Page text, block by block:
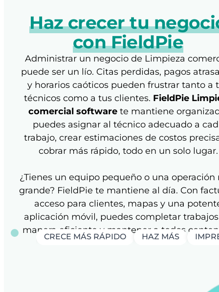
Haz crecer tu
con FieldPie
Administrar un negocio de Limpieza
puede ser un lío. Citas perdidas, pagos
y horarios caóticos pueden frustrar tanto a
técnicos como a tus clientes. FieldPie
comercial software te mantiene
puedes asignar al técnico adecuado a
trabajo, crear estimaciones de costos
cobrar más rápido, todo en un solo lugar.
¿Tienes un equipo pequeño o una operación
grande? FieldPie te mantiene al día. Con
acceso para clientes, mapas y una
aplicación móvil, puedes completar
manera eficiente y mantener a todos
CRECE MÁS RÁPIDO HAZ MÁS